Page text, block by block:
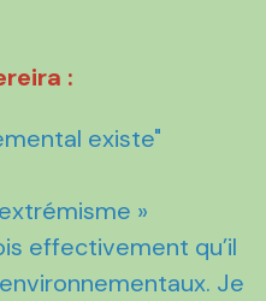
:
existe"
»
effectivement qu’il
Je